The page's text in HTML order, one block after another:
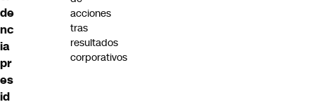
de
nc
ia
pr
es
id
acciones
tras
resultados
corporativos